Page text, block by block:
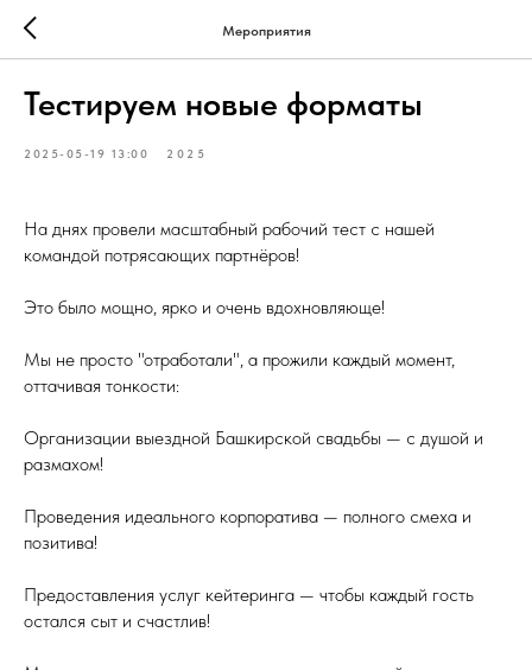
Мероприятия
Тестируем новые форматы
2025-05-19 13:00 2025
На днях провели масштабный рабочий тест с нашей
командой потрясающих партнёров!
Это было мощно, ярко и очень вдохновляюще!
Мы не просто "отработали", а прожили каждый момент,
оттачивая тонкости:
Организации выездной Башкирской свадьбы — с душой и
размахом!
Проведения идеального корпоратива — полного смеха и
позитива!
Предоставления услуг кейтеринга — чтобы каждый гость
остался сыт и счастлив!